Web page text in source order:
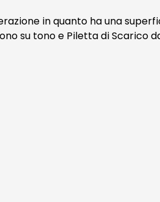
in quanto ha una
su tono e Piletta di Scarico